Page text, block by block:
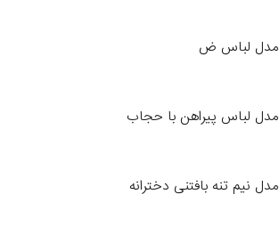
مدل لباس ض
مدل لباس پیراهن با حجاب
مدل نیم تنه بافتنی دخترانه